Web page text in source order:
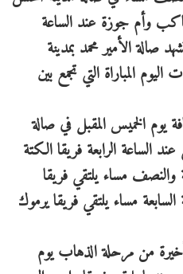
وأم جوزة عند الساعة
صالة الأمير محمد بمدينة
المباراة التي تجمع بين
يوم الخميس المقبل في صالة
الساعة الرابعة فريقا الكتة
مساء يلتقي فريقا
مساء يلتقي فريقا يرموك
من مرحلة الذهاب يوم